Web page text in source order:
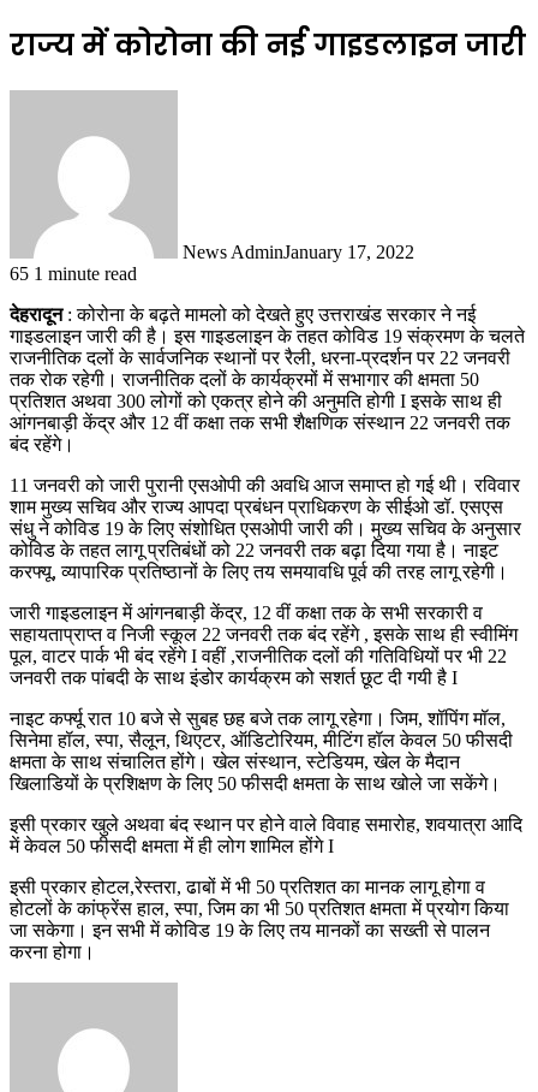
राज्य में कोरोना की नई गाइडलाइन जारी
News AdminJanuary 17, 2022
65 1 minute read
देहरादून : कोरोना के बढ़ते मामलो को देखते हुए उत्तराखंड सरकार ने नई
गाइडलाइन जारी की है। इस गाइडलाइन के तहत कोविड 19 संक्रमण के चलते
राजनीतिक दलों के सार्वजनिक स्थानों पर रैली, धरना-प्रदर्शन पर 22 जनवरी
तक रोक रहेगी। राजनीतिक दलों के कार्यक्रमों में सभागार की क्षमता 50
प्रतिशत अथवा 300 लोगों को एकत्र होने की अनुमति होगी I इसके साथ ही
आंगनबाड़ी केंद्र और 12 वीं कक्षा तक सभी शैक्षणिक संस्थान 22 जनवरी तक
बंद रहेंगे।
11 जनवरी को जारी पुरानी एसओपी की अवधि आज समाप्त हो गई थी। रविवार
शाम मुख्य सचिव और राज्य आपदा प्रबंधन प्राधिकरण के सीईओ डॉ. एसएस
संधु ने कोविड 19 के लिए संशोधित एसओपी जारी की। मुख्य सचिव के अनुसार
कोविड के तहत लागू प्रतिबंधों को 22 जनवरी तक बढ़ा दिया गया है। नाइट
करफ्यू, व्यापारिक प्रतिष्ठानों के लिए तय समयावधि पूर्व की तरह लागू रहेगी।
जारी गाइडलाइन में आंगनबाड़ी केंद्र, 12 वीं कक्षा तक के सभी सरकारी व
सहायताप्राप्त व निजी स्कूल 22 जनवरी तक बंद रहेंगे , इसके साथ ही स्वीमिंग
पूल, वाटर पार्क भी बंद रहेंगे I वहीं ,राजनीतिक दलों की गतिविधियों पर भी 22
जनवरी तक पांबदी के साथ इंडोर कार्यक्रम को सशर्त छूट दी गयी है I
नाइट कर्फ्यू रात 10 बजे से सुबह छह बजे तक लागू रहेगा। जिम, शॉपिंग मॉल,
सिनेमा हॉल, स्पा, सैलून, थिएटर, ऑडिटोरियम, मीटिंग हॉल केवल 50 फीसदी
क्षमता के साथ संचालित होंगे। खेल संस्थान, स्टेडियम, खेल के मैदान
खिलाडियों के प्रशिक्षण के लिए 50 फीसदी क्षमता के साथ खोले जा सकेंगे।
इसी प्रकार खुले अथवा बंद स्थान पर होने वाले विवाह समारोह, शवयात्रा आदि
में केवल 50 फीसदी क्षमता में ही लोग शामिल होंगे I
इसी प्रकार होटल,रेस्तरा, ढाबों में भी 50 प्रतिशत का मानक लागू होगा व
होटलों के कांफ्रेंस हाल, स्पा, जिम का भी 50 प्रतिशत क्षमता में प्रयोग किया
जा सकेगा। इन सभी में कोविड 19 के लिए तय मानकों का सख्ती से पालन
करना होगा।